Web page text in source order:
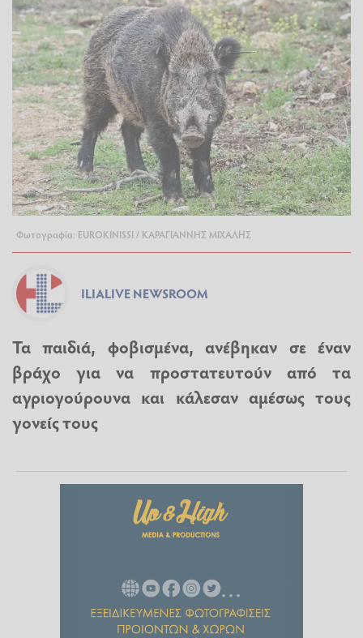
Φωτογραφία: EUROKINISSI / ΚΑΡΑΓΙΑΝΝΗΣ ΜΙΧΑΛΗΣ
ILIALIVE NEWSROOM
Τα παιδιά, φοβισμένα, ανέβηκαν σε έναν
βράχο για να προστατευτούν από τα
αγριογούρουνα και κάλεσαν αμέσως τους
γονείς τους